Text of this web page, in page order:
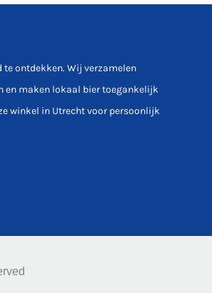
ontdekken. Wij verzamelen
en maken lokaal bier toegankelijk
winkel in Utrecht voor persoonlijk